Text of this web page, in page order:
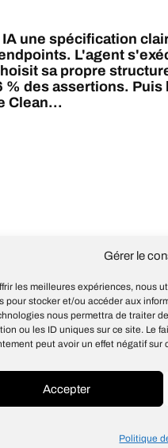
Gérer le
les meilleures expériences, nous
pour stocker et/ou accéder aux
nous permettra de traiter
ou les ID uniques sur ce site. Le
peut avoir un effet négatif
Accepter
Politique
une spécification
L'agent
sa propre
des assertions. Puis
Clean...
MIT researchers